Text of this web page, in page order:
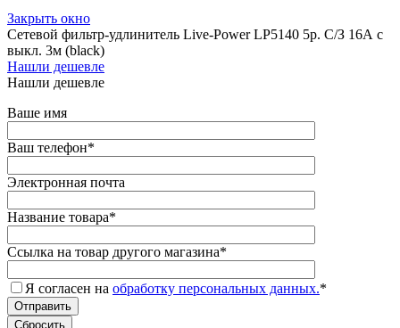
Закрыть окно
Сетевой фильтр-удлинитель Live-Power LP5140 5р. С/З 16А с
выкл. 3м (black)
Нашли дешевле
Нашли дешевле
Ваше имя
Ваш телефон*
Электронная почта
Название товара*
Ссылка на товар другого магазина*
Я согласен на обработку персональных данных.*